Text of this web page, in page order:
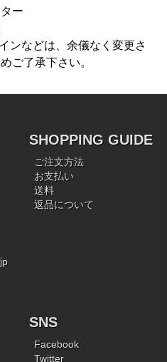
ー
ンなどは、余儀なく変更さ
ご了承下さい。
SHOPPING GUIDE
ご注文方法
お支払い
送料
返品について
SNS
Facebook
Twitter